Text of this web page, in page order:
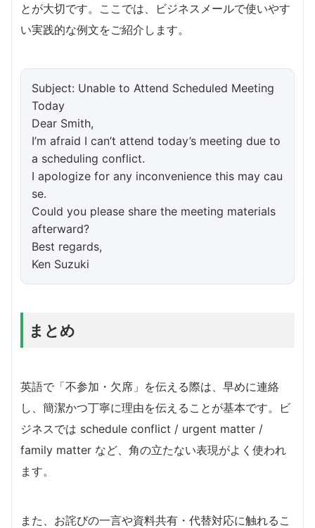
とが大切です。ここでは、ビジネスメールで使いやす
い実践的な例文をご紹介します。
Subject: Unable to Attend Scheduled Meeting
Today
Dear Smith,
I’m afraid I can’t attend today’s meeting due to
a scheduling conflict.
I apologize for any inconvenience this may cau
se.
Could you please share the meeting materials
afterward?
Best regards,
Ken Suzuki
まとめ
英語で「不参加・欠席」を伝える際は、早めに連絡
し、簡潔かつ丁寧に理由を伝えることが基本です。ビ
ジネスでは schedule conflict / urgent matter /
family matter など、角の立たない表現がよく使われ
ます。
また、お詫びの一言や資料共有・代替対応に触れるこ